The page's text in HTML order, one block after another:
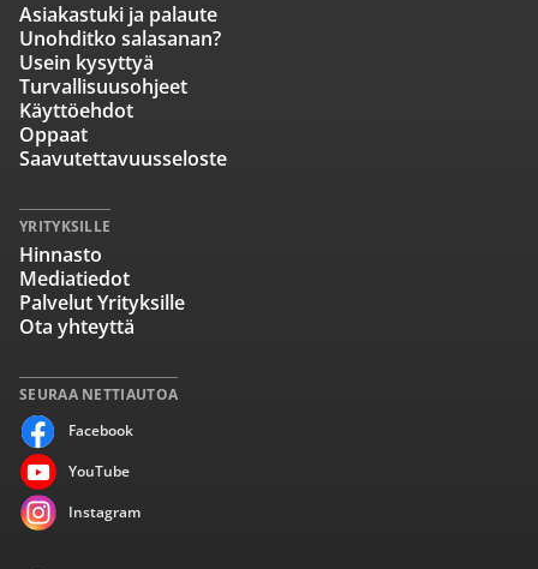
SEURAA NETTIAUTOA
Facebook
YouTube
Instagram
Asiakastuki ja palaute
Unohditko salasanan?
Usein kysyttyä
Turvallisuusohjeet
Käyttöehdot
Oppaat
Saavutettavuusseloste
YRITYKSILLE
Hinnasto
Mediatiedot
Palvelut Yrityksille
Ota yhteyttä